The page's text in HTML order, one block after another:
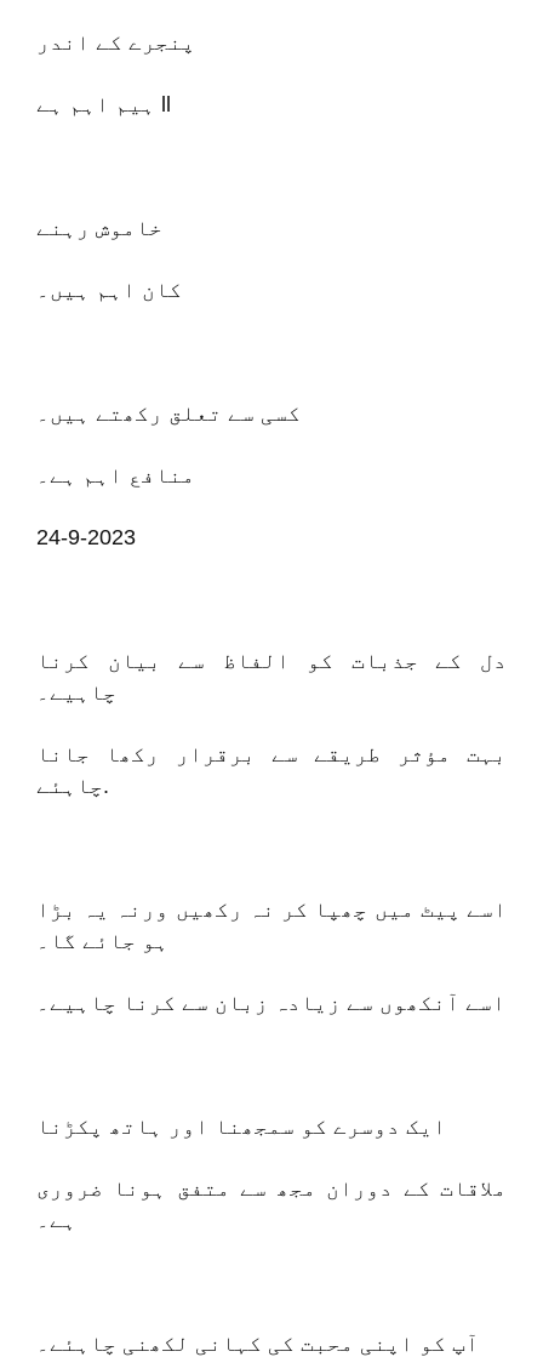
پنجرے کے اندر
خاموش رہنے
کان اہم ہیں۔
کسی سے تعلق رکھتے ہیں۔
منافع اہم ہے۔
24-9-2023
دل کے جذبات کو الفاظ سے بیان کرنا
چاہیے۔
بہت مؤثر طریقے سے برقرار رکھا جانا
چاہئے.
اسے پیٹ میں چھپا کر نہ رکھیں ورنہ یہ بڑا
ہو جائے گا۔
اسے آنکھوں سے زیادہ زبان سے کرنا چاہیے۔
ایک دوسرے کو سمجھنا اور ہاتھ پکڑنا
ملاقات کے دوران مجھ سے متفق ہونا ضروری
ہے۔
آپ کو اپنی محبت کی کہانی لکھنی چاہئے۔